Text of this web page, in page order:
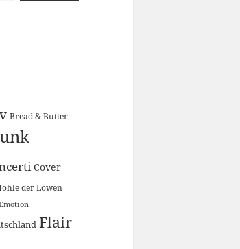
Bread & Butter
Cover
der Löwen
Flair